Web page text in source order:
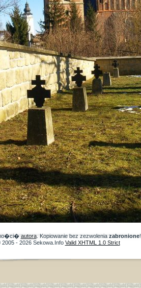
autora. Kopiowanie bez zezwolenia zabronione!
- 2026 Sekowa.Info Valid XHTML 1.0 Strict